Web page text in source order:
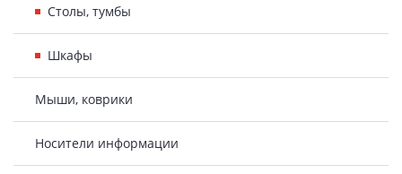
Столы, тумбы
Шкафы
Мыши, коврики
Носители информации